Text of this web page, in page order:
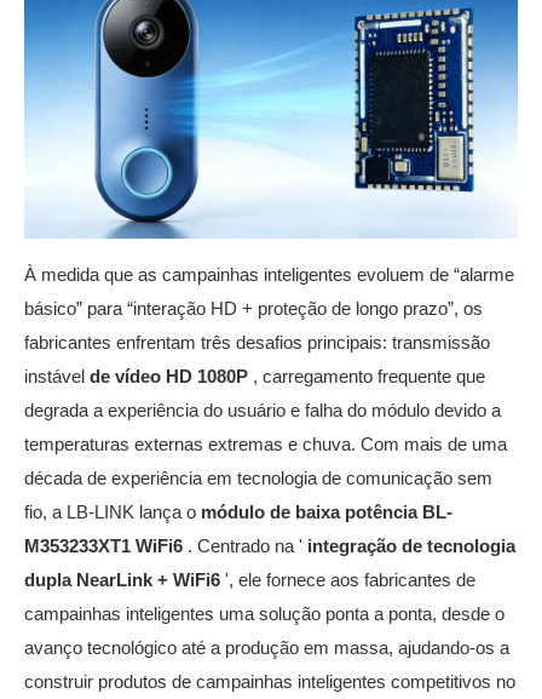
À medida que as campainhas inteligentes evoluem de “alarme
básico” para “interação HD + proteção de longo prazo”, os
fabricantes enfrentam três desafios principais: transmissão
instável de vídeo HD 1080P , carregamento frequente que
degrada a experiência do usuário e falha do módulo devido a
temperaturas externas extremas e chuva. Com mais de uma
década de experiência em tecnologia de comunicação sem
fio, a LB-LINK lança o módulo de baixa potência BL-
M353233XT1 WiFi6 . Centrado na ' integração de tecnologia
dupla NearLink + WiFi6 ', ele fornece aos fabricantes de
campainhas inteligentes uma solução ponta a ponta, desde o
avanço tecnológico até a produção em massa, ajudando-os a
construir produtos de campainhas inteligentes competitivos no